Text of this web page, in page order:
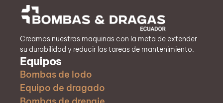
Creamos nuestras maquinas con la meta de extender
su durabilidad y reducir las tareas de mantenimiento.
Equipos
Bombas de lodo
Equipo de dragado